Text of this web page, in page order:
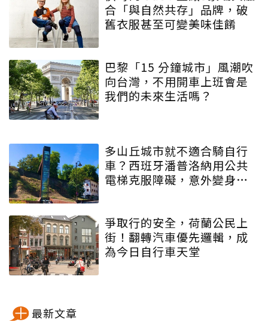
合「與自然共存」品牌，破
舊衣服甚至可變美味佳餚
巴黎「15 分鐘城市」風潮吹
向台灣，不用開車上班會是
我們的未來生活嗎？
多山丘城市就不適合騎自行
車？西班牙潘普洛納用公共
電梯克服障礙，意外變身自
爭取行的安全，荷蘭公民上
街！翻轉汽車優先邏輯，成
為今日自行車天堂
最新文章